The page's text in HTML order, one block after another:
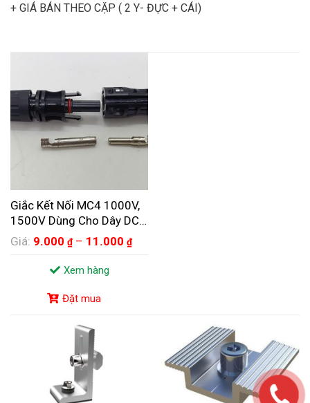
+ GIÁ BÁN THEO CẶP ( 2 Y- ĐỰC + CÁI)
Giắc Kết Nối MC4 1000V,
1500V Dùng Cho Dây DC
Năng Lượng Mặt Trời
Giá: 9.000 ₫– 11.000 ₫
Xem hàng
Đặt mua